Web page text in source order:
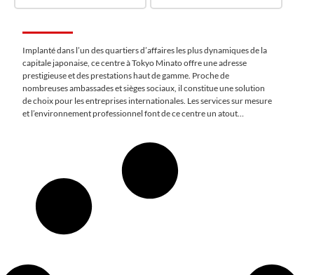
Implanté dans l’un des quartiers d’affaires les plus dynamiques de la
capitale japonaise, ce centre à Tokyo Minato offre une adresse
prestigieuse et des prestations haut de gamme. Proche de
nombreuses ambassades et sièges sociaux, il constitue une solution
de choix pour les entreprises internationales. Les services sur mesure
et l’environnement professionnel font de ce centre un atout